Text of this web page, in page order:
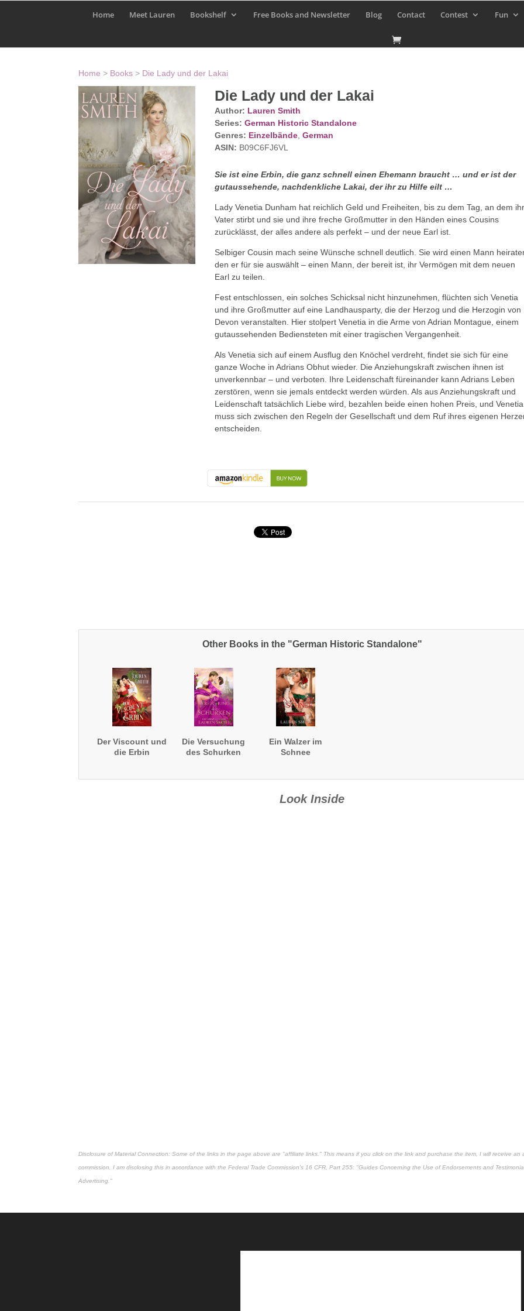
Home Meet Lauren Bookshelf Free Books and Newsletter Blog Contact Contest Fun
Home > Books > Die Lady und der Lakai
Die Lady und der Lakai
Author: Lauren Smith
Series: German Historic Standalone
Genres: Einzelbände, German
ASIN: B09C6FJ6VL
Sie ist eine Erbin, die ganz schnell einen Ehemann braucht … und er ist der
gutaussehende, nachdenkliche Lakai, der ihr zu Hilfe eilt …
Lady Venetia Dunham hat reichlich Geld und Freiheiten, bis zu dem Tag, an dem ihr
Vater stirbt und sie und ihre freche Großmutter in den Händen eines Cousins
zurücklässt, der alles andere als perfekt – und der neue Earl ist.
Selbiger Cousin mach seine Wünsche schnell deutlich. Sie wird einen Mann
den er für sie auswählt – einen Mann, der bereit ist, ihr Vermögen mit dem neuen
Earl zu teilen.
Fest entschlossen, ein solches Schicksal nicht hinzunehmen, flüchten sich Venetia
und ihre Großmutter auf eine Landhausparty, die der Herzog und die Herzogin von
Devon veranstalten. Hier stolpert Venetia in die Arme von Adrian Montague, einem
gutaussehenden Bediensteten mit einer tragischen Vergangenheit.
Als Venetia sich auf einem Ausflug den Knöchel verdreht, findet sie sich für eine
ganze Woche in Adrians Obhut wieder. Die Anziehungskraft zwischen ihnen ist
unverkennbar – und verboten. Ihre Leidenschaft füreinander kann Adrians Leben
zerstören, wenn sie jemals entdeckt werden würden. Als aus Anziehungskraft und
Leidenschaft tatsächlich Liebe wird, bezahlen beide einen hohen Preis, und Venetia
muss sich zwischen den Regeln der Gesellschaft und dem Ruf ihres eigenen
entscheiden.
Other Books in the "German Historic Standalone"
Der Viscount und
die Erbin
Die Versuchung
des Schurken
Ein Walzer im
Schnee
Look Inside
Disclosure of Material Connection: Some of the links in the page above are "affiliate links." This means if you click on the link and purchase the item, I will receive an
commission. I am disclosing this in accordance with the Federal Trade Commission's 16 CFR, Part 255: "Guides Concerning the Use of Endorsements and
Advertising."